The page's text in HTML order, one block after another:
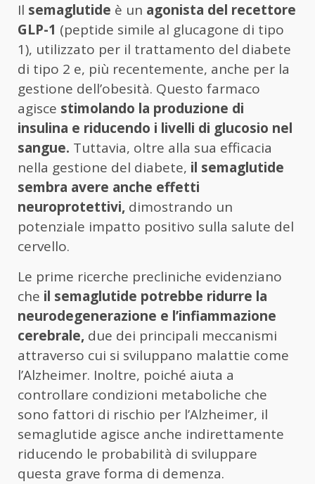
Il semaglutide è un agonista del recettore
GLP-1 (peptide simile al glucagone di tipo
1), utilizzato per il trattamento del diabete
di tipo 2 e, più recentemente, anche per la
gestione dell’obesità. Questo farmaco
agisce stimolando la produzione di
insulina e riducendo i livelli di glucosio nel
sangue. Tuttavia, oltre alla sua efficacia
nella gestione del diabete, il semaglutide
sembra avere anche effetti
neuroprotettivi, dimostrando un
potenziale impatto positivo sulla salute del
cervello.
Le prime ricerche precliniche evidenziano
che il semaglutide potrebbe ridurre la
neurodegenerazione e l’infiammazione
cerebrale, due dei principali meccanismi
attraverso cui si sviluppano malattie come
l’Alzheimer. Inoltre, poiché aiuta a
controllare condizioni metaboliche che
sono fattori di rischio per l’Alzheimer, il
semaglutide agisce anche indirettamente
riducendo le probabilità di sviluppare
questa grave forma di demenza.